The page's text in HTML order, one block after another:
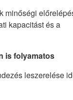
minőségi
kapacitást és a
is folyamatos
leszerelése